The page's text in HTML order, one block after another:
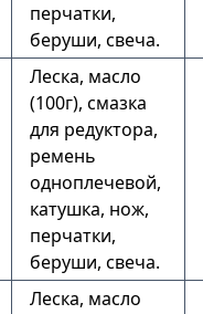
перчатки,
беруши, свеча.
Леска, масло
(100г), смазка
для редуктора,
ремень
одноплечевой,
катушка, нож,
перчатки,
беруши, свеча.
Леска, масло